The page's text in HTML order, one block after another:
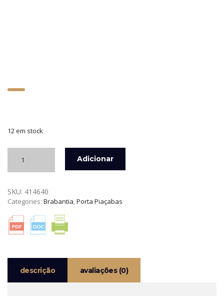
12 em stock
PORTA
BRILHANTE
BRABANTIA
Adicionar
SKU: 414640
Categories: Brabantia,Porta Piaçabas
descrição avaliações (0)